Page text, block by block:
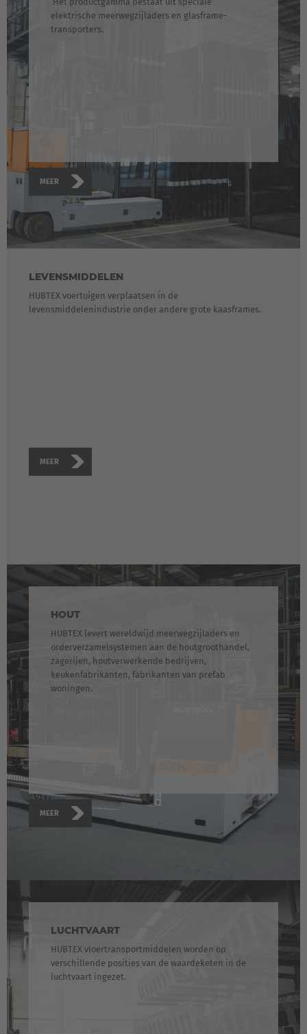
Belgium
Nederlands Français Deutsch
Česká republika
elektrische meerwegzijladers en glasframe-
transporters.
MEER
LEVENSMIDDELEN
HUBTEX voertuigen verplaatsen in de
levensmiddelenindustrie onder andere grote kaasframes.
MEER
HOUT
HUBTEX levert wereldwijd meerwegzijladers en
orderverzamelsystemen aan de houtgroothandel,
zagerijen, houtverwerkende bedrijven,
keukenfabrikanten, fabrikanten van prefab
woningen.
MEER
LUCHTVAART
HUBTEX vloertransportmiddelen worden op
verschillende posities van de waardeketen in de
luchtvaart ingezet.